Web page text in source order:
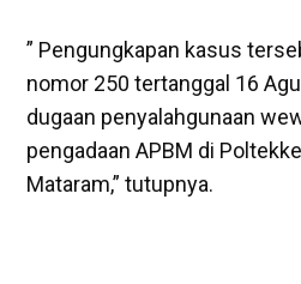
” Pengungkapan kasus
nomor 250 tertanggal 16
dugaan penyalahgunaan
pengadaan APBM di
Mataram,” tutupnya.